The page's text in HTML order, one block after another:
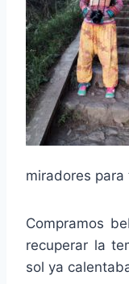
miradores
Compramos
recuperar la
sol ya